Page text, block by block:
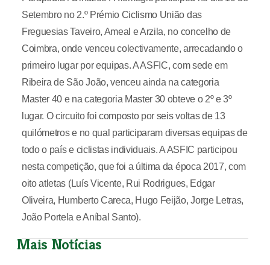
Setembro no 2.º Prémio Ciclismo União das
Freguesias Taveiro, Ameal e Arzila, no concelho de
Coimbra, onde venceu colectivamente, arrecadando o
primeiro lugar por equipas. A ASFIC, com sede em
Ribeira de São João, venceu ainda na categoria
Master 40 e na categoria Master 30 obteve o 2º e 3º
lugar. O circuito foi composto por seis voltas de 13
quilómetros e no qual participaram diversas equipas de
todo o país e ciclistas individuais. A ASFIC participou
nesta competição, que foi a última da época 2017, com
oito atletas (Luís Vicente, Rui Rodrigues, Edgar
Oliveira, Humberto Careca, Hugo Feijão, Jorge Letras,
João Portela e Aníbal Santo).
Mais Notícias